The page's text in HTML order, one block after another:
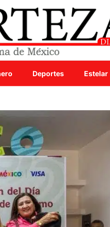
Deportes Estelar